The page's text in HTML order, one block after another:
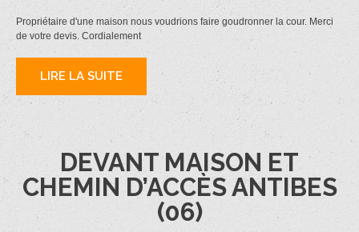
Propriétaire d'une maison nous voudrions faire goudronner la cour. Merci
de votre devis. Cordialement
LIRE LA SUITE
DEVANT MAISON ET
CHEMIN D’ACCÈS ANTIBES
(06)